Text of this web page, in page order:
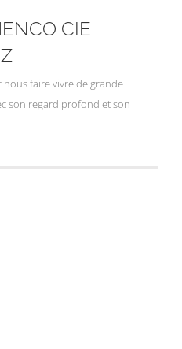
CIE
nous faire vivre de grande
son regard profond et son